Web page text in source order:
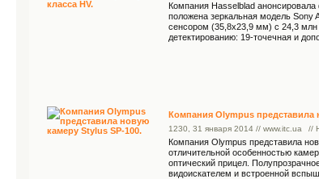
Компания Hasselblad
положена зеркальная модель
сенсором (35,8х23,9 мм) с 24,3
детектированию: 19-точечная и
Компания Olympus представила
1230 , 31 января 2014 // www.itc.ua //
Компания Olympus представила
отличительной особенностью
оптический прицел.
видоискателем и встроенной